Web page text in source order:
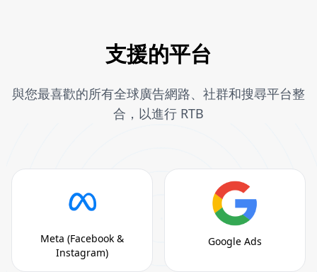
支援的平台
與您最喜歡的所有全球廣告網路、社群和搜尋平台整
合，以進行 RTB
Meta (Facebook &
Instagram)
Google Ads